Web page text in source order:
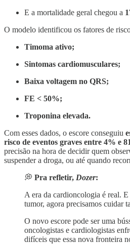
E a mortalidade geral chegou a
O modelo identificou os fatores de
Timoma ativo;
Sintomas cardiomusculares;
Baixa voltagem no QRS;
FE < 50%;
Troponina elevada.
Com esses dados, o escore conseguiu
risco de eventos graves entre 4% e
precisão na hora de decidir quem
suspender a droga, ou até quando
💭 Pra refletir, Dozer:
A era da cardioncologia é real. E
tumor, agora precisamos cuidar
O novo escore pode ser uma
oncologistas e cardiologistas
difíceis que essa nova fronteira